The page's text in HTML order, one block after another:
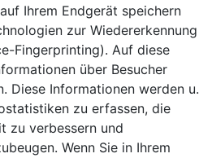
Ihrem Endgerät speichern
zur Wiedererkennung
Fingerprinting). Auf diese
über Besucher
Diese Informationen werden u.
zu erfassen, die
zu verbessern und
Wenn Sie in Ihrem